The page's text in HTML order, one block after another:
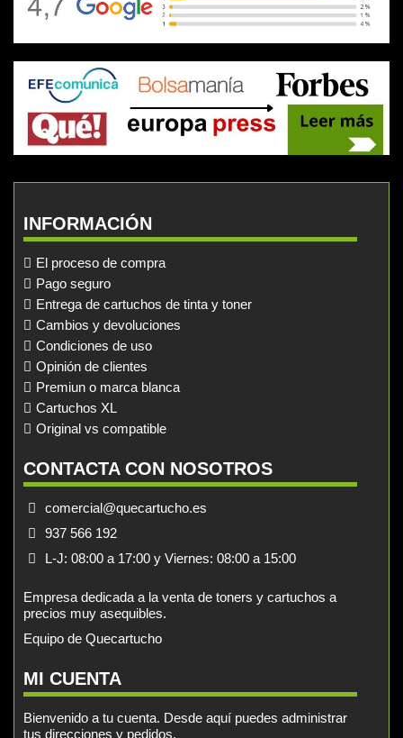
INFORMACIÓN
El proceso de compra
Pago seguro
Entrega de cartuchos de tinta y toner
Cambios y devoluciones
Condiciones de uso
Opinión de clientes
Premiun o marca blanca
Cartuchos XL
Original vs compatible
CONTACTA CON NOSOTROS
comercial@quecartucho.es
937 566 192
L-J: 08:00 a 17:00 y Viernes: 08:00 a 15:00
Empresa dedicada a la venta de toners y cartuchos a
precios muy asequibles.
Equipo de Quecartucho
MI CUENTA
Bienvenido a tu cuenta. Desde aquí puedes administrar
tus direcciones y pedidos.